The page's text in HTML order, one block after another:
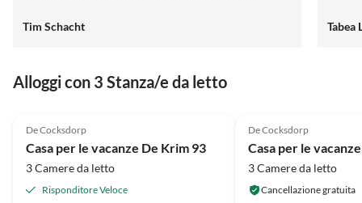
dennoch in einem sehr guten Zustand. Wir würden
Tim Schacht Tabea
Alloggi con 3 Stanza/e da letto
De Cocksdorp
Casa per le vacanze De Krim 93
3 Camere da letto
Risponditore Veloce
De Cocksdorp
3 Camere da letto
Cancellazione gratuita